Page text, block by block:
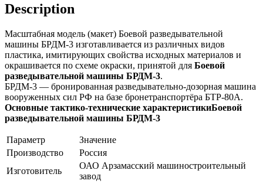
Description
Масштабная модель (макет) Боевой разведывательной
машины БРДМ-3 изготавливается из различных видов
пластика, имитирующих свойства исходных материалов и
окрашивается по схеме окраски, принятой для Боевой
разведывательной машины БРДМ-3.
БРДМ-3 — бронированная разведывательно-дозорная машина
вооруженных сил РФ на базе бронетранспортёра БТР-80А.
Основные тактико-технические характеристикиБоевой
разведывательной машины БРДМ-3
Параметр
Значение
Производство
Россия
Изготовитель
ОАО Арзамасский машиностроительный
завод